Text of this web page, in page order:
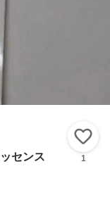
センス
1